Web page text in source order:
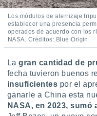
Los módulos de aterrizaje
establecer una presencia
operados de acuerdo con los
NASA. Créditos: Blue Origin.
La gran cantidad de
fecha tuvieron buenos
insuficientes por el
ganarle a China esta
NASA, en 2023, sumó